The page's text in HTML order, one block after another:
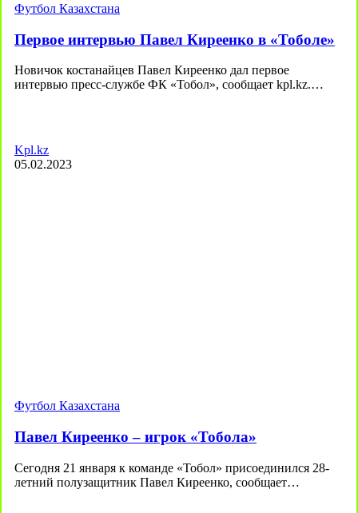
Футбол Казахстана
Первое интервью Павел Киреенко в «Тоболе»
Новичок костанайцев Павел Киреенко дал первое
интервью пресс-службе ФК «Тобол», сообщает kpl.kz.…
Kpl.kz
05.02.2023
Футбол Казахстана
Павел Киреенко – игрок «Тобола»
Сегодня 21 января к команде «Тобол» присоединился 28-
летний полузащитник Павел Киреенко, сообщает…